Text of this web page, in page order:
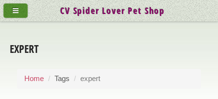
EXPERT
Home Tags expert
CV Spider Lover Pet Shop